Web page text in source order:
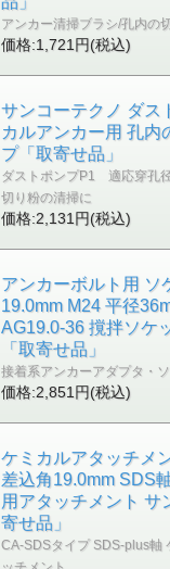
アンカー清掃ブラシ/孔内の
価格:1,721円(税込)
サンコーテクノ ダス
カルアンカー用 孔内
プ「取寄せ品」
ダストポンプP1 適応穿孔
切り粉の清掃に
価格:2,131円(税込)
アンカーボルト用 ソ
19.0mm M24 平径
AG19.0-36 撹拌ソケ
「取寄せ品」
接着系アンカーアダプタ・
価格:2,851円(税込)
ケミカルアタッチメ
差込角19.0mm SDS
用アタッチメント サ
寄せ品」
CA-SDSタイプ SDS-plus軸